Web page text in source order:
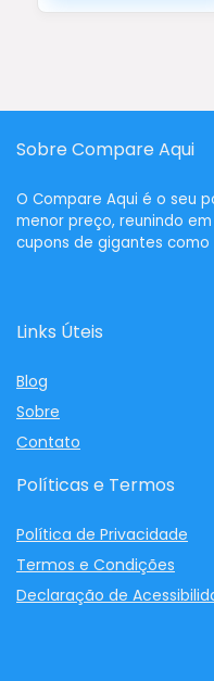
Sobre Compare Aqui
O Compare Aqui é o seu
menor preço, reunindo
cupons de gigantes como
Links Úteis
Blog
Sobre
Contato
Políticas e Termos
Política de Privacidade
Termos e Condições
Declaração de